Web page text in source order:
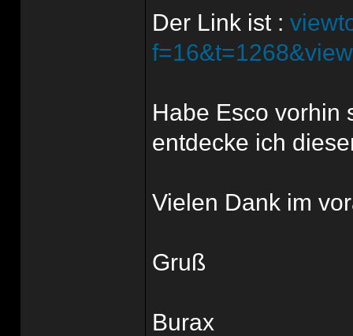
Der Link ist :
Habe Esco vorhin
entdecke ich
Vielen Dank im
Gruß
Burax